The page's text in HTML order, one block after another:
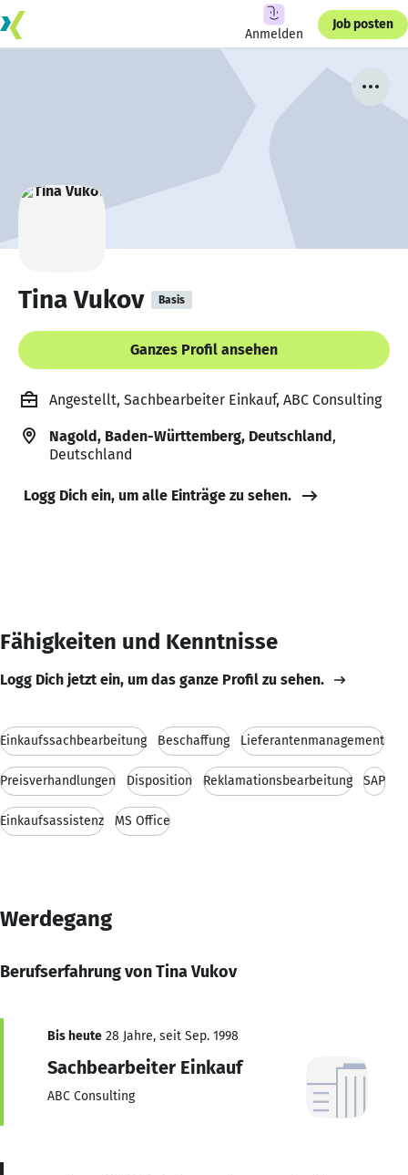
Anmelden
Job posten
Tina Vukov Basis
Ganzes Profil ansehen
Angestellt, Sachbearbeiter Einkauf, ABC Consulting
Nagold, Baden-Württemberg, Deutschland,
Deutschland
Logg Dich ein, um alle Einträge zu sehen.
Fähigkeiten und Kenntnisse
Logg Dich jetzt ein, um das ganze Profil zu sehen.
Einkaufssachbearbeitung Beschaffung Lieferantenmanagement
Preisverhandlungen Disposition Reklamationsbearbeitung SAP
Einkaufsassistenz MS Office
Werdegang
Berufserfahrung von Tina Vukov
Bis heute 28 Jahre, seit Sep. 1998
Sachbearbeiter Einkauf
ABC Consulting